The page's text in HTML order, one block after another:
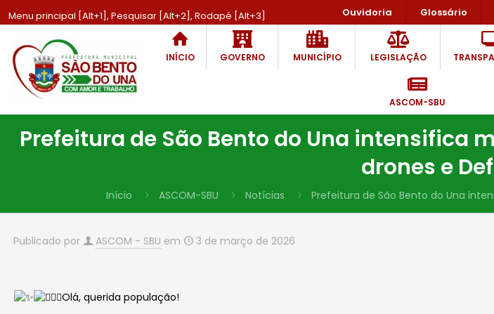
Menu principal [Alt+1], Pesquisar [Alt+2], Rodapé [Alt+3] Ouvidoria Glossário
INÍCIO GOVERNO MUNICÍPIO LEGISLAÇÃO
ASCOM-SBU
Prefeitura de São Bento do Una intensifica
drones e
Início ASCOM-SBU Notícias Prefeitura de São Bento do Una
Publicado por ASCOM - SBU em 3 de março de 2026
Olá, querida população!